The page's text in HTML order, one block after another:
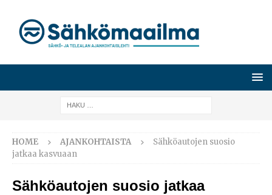
HOME AJANKOHTAISTA
Sähköautojen suosio
jatkaa kasvuaan
Sähköautojen suosio jatkaa